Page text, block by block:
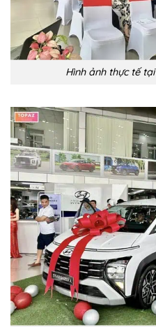
Hình ảnh thực tế